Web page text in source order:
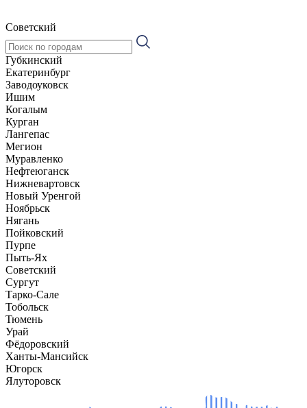
Советский
Губкинский
Екатеринбург
Заводоуковск
Ишим
Когалым
Курган
Лангепас
Мегион
Муравленко
Нефтеюганск
Нижневартовск
Новый Уренгой
Ноябрьск
Нягань
Пойковский
Пурпе
Пыть-Ях
Советский
Сургут
Тарко-Сале
Тобольск
Тюмень
Урай
Фёдоровский
Ханты-Мансийск
Югорск
Ялуторовск